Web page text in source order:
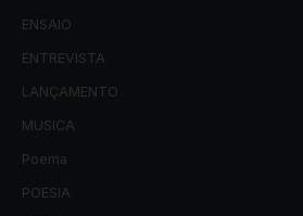
ENSAIO
ENTREVISTA
LANÇAMENTO
MUSICA
Poema
POESIA